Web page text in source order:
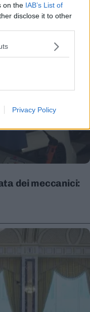
on the IAB’s List of
disclose it to other
Privacy Policy
dei meccanici: